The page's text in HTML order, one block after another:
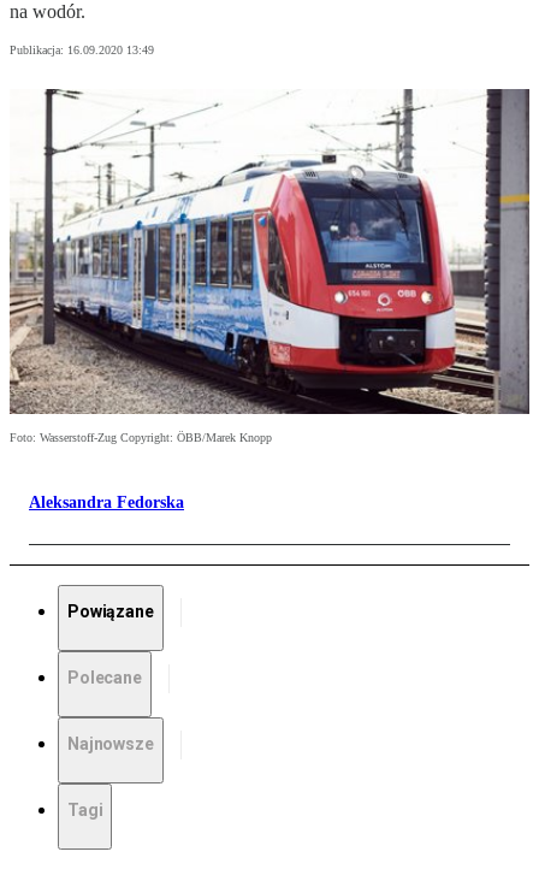
na wodór.
Publikacja: 16.09.2020 13:49
Foto: Wasserstoff-Zug Copyright: ÖBB/Marek Knopp
Aleksandra Fedorska
Powiązane
Polecane
Najnowsze
Tagi